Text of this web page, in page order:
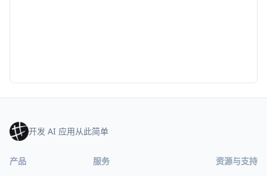
开发 AI 应用从此简单
产品 服务 资源与支持